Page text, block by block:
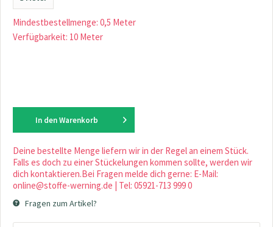
Mindestbestellmenge: 0,5 Meter
Verfügbarkeit: 10 Meter
In den Warenkorb
Deine bestellte Menge liefern wir in der Regel an einem Stück.
Falls es doch zu einer Stückelungen kommen sollte, werden wir
dich kontaktieren.Bei Fragen melde dich gerne: E-Mail:
online@stoffe-werning.de | Tel: 05921-713 999 0
Fragen zum Artikel?